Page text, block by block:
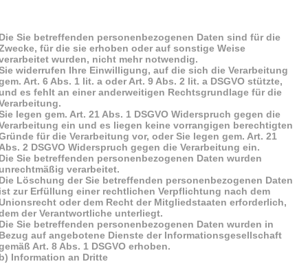
Sie betreffenden personenbezogenen Daten sind für die
für die sie erhoben oder auf sonstige Weise
wurden, nicht mehr notwendig.
widerrufen Ihre Einwilligung, auf die sich die Verarbeitung
Art. 6 Abs. 1 lit. a oder Art. 9 Abs. 2 lit. a DSGVO stützte,
es fehlt an einer anderweitigen Rechtsgrundlage für die
legen gem. Art. 21 Abs. 1 DSGVO Widerspruch gegen die
ein und es liegen keine vorrangigen berechtigten
für die Verarbeitung vor, oder Sie legen gem. Art. 21
2 DSGVO Widerspruch gegen die Verarbeitung ein.
Sie betreffenden personenbezogenen Daten wurden
verarbeitet.
Löschung der Sie betreffenden personenbezogenen Daten
zur Erfüllung einer rechtlichen Verpflichtung nach dem
oder dem Recht der Mitgliedstaaten erforderlich,
der Verantwortliche unterliegt.
Sie betreffenden personenbezogenen Daten wurden in
auf angebotene Dienste der Informationsgesellschaft
Art. 8 Abs. 1 DSGVO erhoben.
Information an Dritte